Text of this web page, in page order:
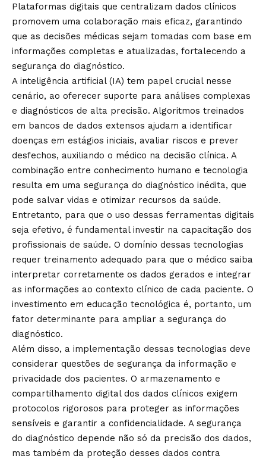
Plataformas digitais que centralizam dados clínicos
promovem uma colaboração mais eficaz, garantindo
que as decisões médicas sejam tomadas com base em
informações completas e atualizadas, fortalecendo a
segurança do diagnóstico.
A inteligência artificial (IA) tem papel crucial nesse
cenário, ao oferecer suporte para análises complexas
e diagnósticos de alta precisão. Algoritmos treinados
em bancos de dados extensos ajudam a identificar
doenças em estágios iniciais, avaliar riscos e prever
desfechos, auxiliando o médico na decisão clínica. A
combinação entre conhecimento humano e tecnologia
resulta em uma segurança do diagnóstico inédita, que
pode salvar vidas e otimizar recursos da saúde.
Entretanto, para que o uso dessas ferramentas digitais
seja efetivo, é fundamental investir na capacitação dos
profissionais de saúde. O domínio dessas tecnologias
requer treinamento adequado para que o médico saiba
interpretar corretamente os dados gerados e integrar
as informações ao contexto clínico de cada paciente. O
investimento em educação tecnológica é, portanto, um
fator determinante para ampliar a segurança do
diagnóstico.
Além disso, a implementação dessas tecnologias deve
considerar questões de segurança da informação e
privacidade dos pacientes. O armazenamento e
compartilhamento digital dos dados clínicos exigem
protocolos rigorosos para proteger as informações
sensíveis e garantir a confidencialidade. A segurança
do diagnóstico depende não só da precisão dos dados,
mas também da proteção desses dados contra